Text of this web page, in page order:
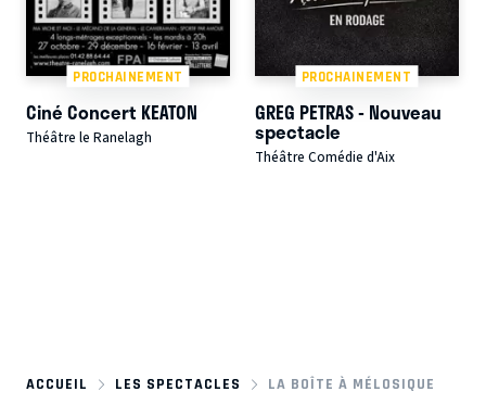
PROCHAINEMENT
Ciné Concert KEATON
Théâtre le Ranelagh
PROCHAINEMENT
GREG PETRAS - Nouveau
spectacle
Théâtre Comédie d'Aix
ACCUEIL LES SPECTACLES LA BOÎTE À MÉLOSIQUE